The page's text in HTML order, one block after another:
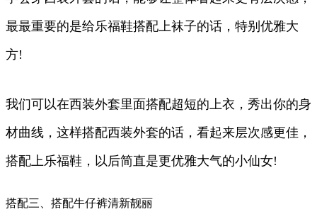
最最重要的是给乐福鞋搭配上袜子的话，特别优雅大
方!
我们可以在西装外套里面搭配超短的上衣，秀出你的身
材曲线，这样搭配西装外套的话，看起来层次感更佳，
搭配上乐福鞋，以后简直是更优雅大气的小仙女!
搭配三、搭配牛仔裤清新靓丽